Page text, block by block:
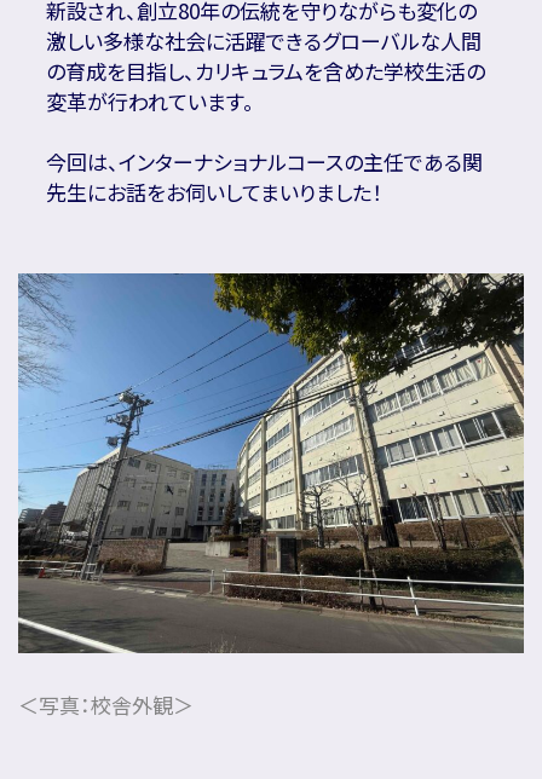
合格体験談・入試分析資料プレゼント
新設され、創立80年の伝統を守りながらも変化の
激しい多様な社会に活躍できるグローバルな人間
の育成を目指し、カリキュラムを含めた学校生活の
変革が行われています。
今回は、インターナショナルコースの主任である関
先生にお話をお伺いしてまいりました！
＜写真：校舎外観＞